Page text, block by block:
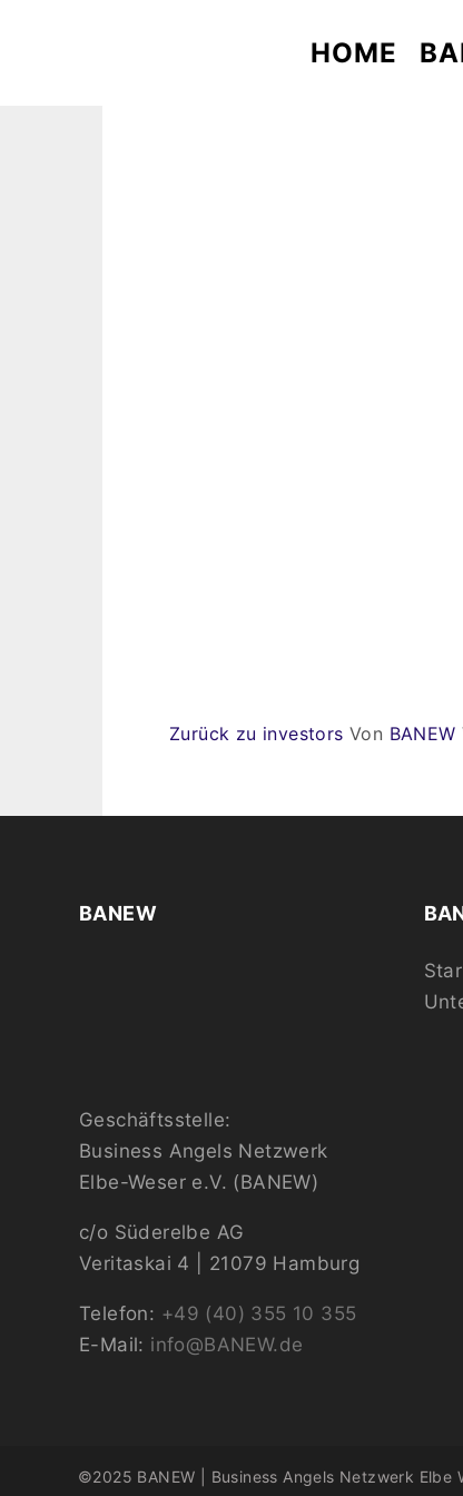
HOME
Zurück zu investors Von BANEW
BANEW
Geschäftsstelle:
Business Angels Netzwerk
Elbe-Weser e.V. (BANEW)
c/o Süderelbe AG
Veritaskai 4 | 21079 Hamburg
Telefon: +49 (40) 355 10 355
E-Mail: info@BANEW.de
©2025 BANEW | Business Angels Netzwerk Elbe